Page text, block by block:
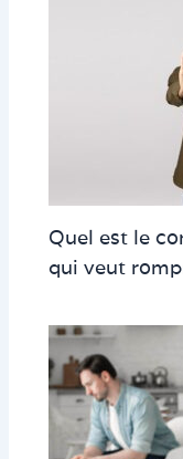
Quel est le
qui veut